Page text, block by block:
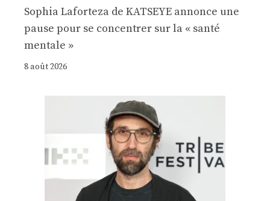
Sophia Laforteza de KATSEYE annonce une
pause pour se concentrer sur la « santé
mentale »
8 août 2026